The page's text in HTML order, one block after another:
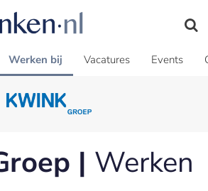
Werken bij Vacatures Events
| Werken